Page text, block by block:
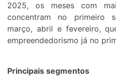
2025, os meses com
concentram no primeiro
março, abril e fevereiro,
empreendedorismo já no
Principais segmentos